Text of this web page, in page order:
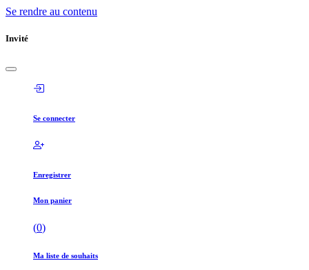
Se rendre au contenu
Invité
Se connecter
Enregistrer
Mon panier
(0)
Ma liste de souhaits